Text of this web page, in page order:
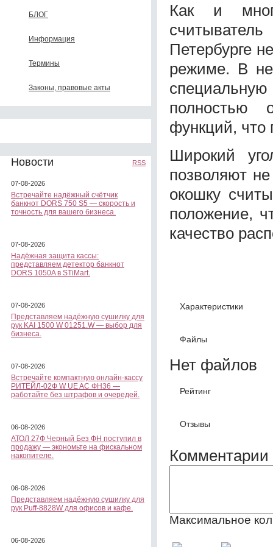
БЛОГ
Информация
Термины
Законы, правовые акты
Новости RSS
07-08-2026
Встречайте надёжный счётчик
банкнот DORS 750 S5 — скорость и
точность для вашего бизнеса.
07-08-2026
Надёжная защита кассы:
представляем детектор банкнот
DORS 1050A в STiMart.
07-08-2026
Представляем надёжную сушилку для
рук KAI 1500 W 01251.W — выбор для
бизнеса.
07-08-2026
Встречайте компактную онлайн-кассу
РИТЕЙЛ-02Ф W UE AC ФН36 —
работайте без штрафов и очередей.
06-08-2026
АТОЛ 27Ф Черный Без ФН поступил в
продажу — экономьте на фискальном
накопителе.
06-08-2026
Представляем надёжную сушилку для
рук Puff-8828W для офисов и кафе.
06-08-2026
Как и
Петербурге
режиме. В
полностью
функций, что
Широкий
позволяют
окошку
положение,
качество
Характеристики
Файлы
Нет файлов
Рейтинг
Отзывы
Комментарии
Максимальное